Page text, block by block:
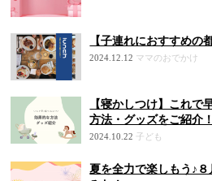
【子連れにおすすめの
2024.12.12 ママのおでかけ
【寝かしつけ】これで
方法・グッズをご紹介！
2024.10.22 子ども
夏を全力で楽しもう♪